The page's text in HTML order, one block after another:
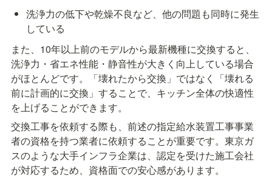
洗浄力の低下や乾燥不良など、他の問題も同時に発生
している
また、10年以上前のモデルから最新機種に交換すると、
洗浄力・省エネ性能・静音性が大きく向上している場合
がほとんどです。「壊れたから交換」ではなく「壊れる
前に計画的に交換」することで、キッチン全体の快適性
を上げることができます。
交換工事を依頼する際も、前述の指定給水装置工事事業
者の資格を持つ業者に依頼することが重要です。東京ガ
スのような大手インフラ企業は、認定を受けた施工会社
が対応するため、資格面での安心感があります。